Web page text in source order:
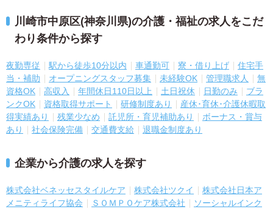
川崎市中原区(神奈川県)の介護・福祉の求人をこだ
わり条件から探す
夜勤専従 駅から徒歩10分以内 車通勤可 寮・借り上げ
住宅手
当・補助
オープニングスタッフ募集 未経験OK 管理職求人
無
資格OK
高収入 年間休日110日以上 土日祝休 日勤のみ
ブラ
ンクOK
資格取得サポート 研修制度あり
産休･育休･介護休暇取
得実績あり
残業少なめ 託児所・育児補助あり
ボーナス・賞与
あり
社会保険完備 交通費支給 退職金制度あり
企業から介護の求人を探す
株式会社ベネッセスタイルケア 株式会社ツクイ
株式会社日本ア
メニティライフ協会
ＳＯＭＰＯケア株式会社
ソーシャルインク